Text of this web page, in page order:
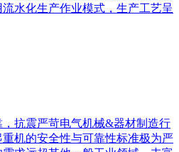
水化生产作业模式，生产工艺呈
抗震严苛电气机械&器材制造行
机的安全性与可靠性标准极为严